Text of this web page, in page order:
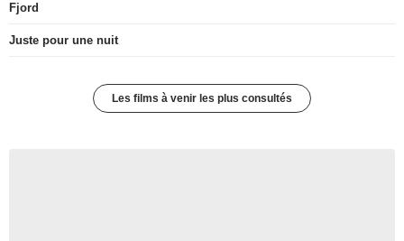
Fjord
Juste pour une nuit
Les films à venir les plus consultés